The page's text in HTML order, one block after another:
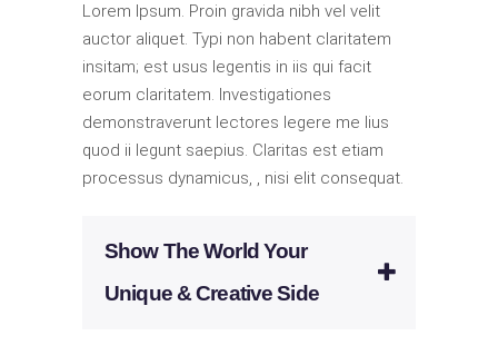
Lorem Ipsum. Proin gravida nibh vel velit
auctor aliquet. Typi non habent claritatem
insitam; est usus legentis in iis qui facit
eorum claritatem. Investigationes
demonstraverunt lectores legere me lius
quod ii legunt saepius. Claritas est etiam
processus dynamicus, , nisi elit consequat.
Show The World Your
Unique & Creative Side